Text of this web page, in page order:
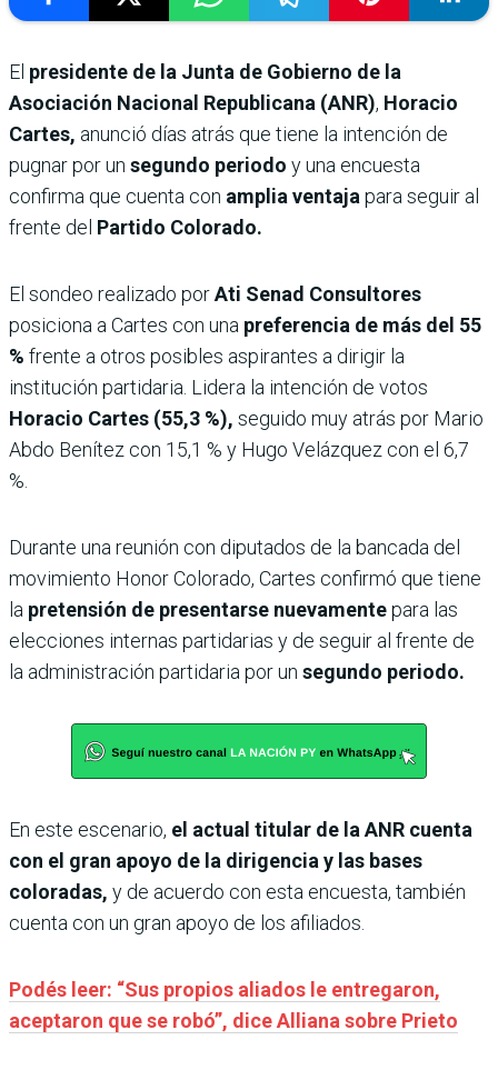
El presidente de la Junta de Gobierno de la
Asociación Nacional Republicana (ANR), Horacio
Cartes, anunció días atrás que tiene la intención de
pugnar por un segundo periodo y una encuesta
confirma que cuenta con amplia ventaja para seguir al
frente del Partido Colorado.
El sondeo realizado porAti Senad Consultores
posiciona a Cartes con una preferencia de más del 55
% frente a otros posibles aspirantes a dirigir la
institución partidaria. Lidera la intención de votos
Horacio Cartes (55,3 %), seguido muy atrás por Mario
Abdo Benítez con 15,1 % y Hugo Velázquez con el 6,7
%.
Durante una reunión con diputados de la bancada del
movimiento Honor Colorado, Cartes confirmó que tiene
la pretensión de presentarse nuevamentepara las
elecciones internas partidarias y de seguir al frente de
la administración partidaria por un segundo periodo.
En este escenario, el actual titular de la ANR cuenta
con el gran apoyo de la dirigencia y las bases
coloradas, y de acuerdo con esta encuesta, también
cuenta con un gran apoyo de los afiliados.
Podés leer: “Sus propios aliados le entregaron,
aceptaron que se robó”, dice Alliana sobre Prieto